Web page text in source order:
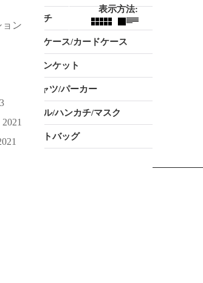
STATION 2
LIVE 202
血煙の石
ポーチ
名刺ケース/カードケース
ブランケット
Tシャツ/パーカー
タオル/ハンカチ/マスク
トートバッグ
ョン
表示方法: